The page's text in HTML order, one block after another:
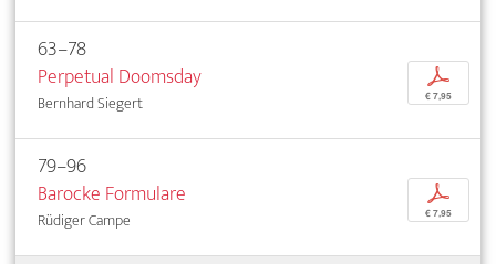
63–78
Perpetual Doomsday
Bernhard Siegert
p
€ 7,95
79–96
Barocke Formulare
Rüdiger Campe
p
€ 7,95